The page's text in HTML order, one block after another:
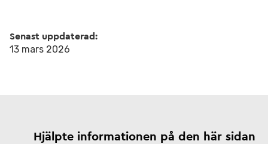
Senast uppdaterad:
13 mars 2026
Hjälpte informationen på den här sidan